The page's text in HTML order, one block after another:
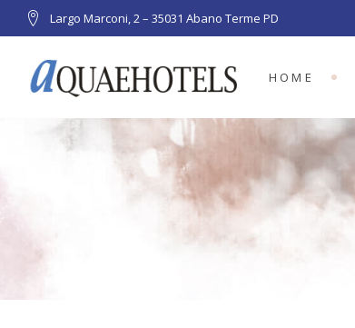
Largo Marconi, 2 – 35031 Abano Terme PD
HOME